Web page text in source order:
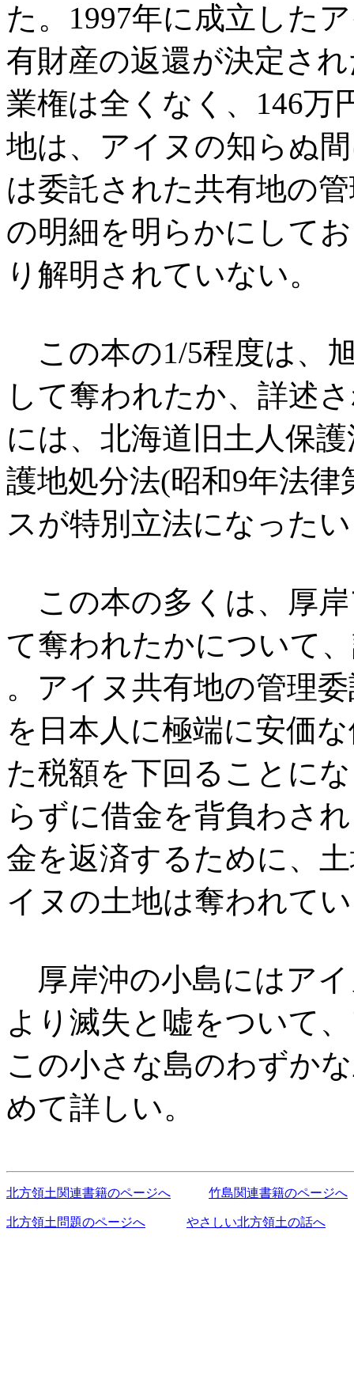
た。1997年に成立した
有財産の返還が決定さ
業権は全くなく、146万
地は、アイヌの知らぬ
は委託された共有地の
の明細を明らかにして
り解明されていない。
この本の1/5程度は、
して奪われたか、詳述
には、北海道旧土人保
護地処分法(昭和9年法
スが特別立法になった
この本の多くは、厚
て奪われたかについて
。アイヌ共有地の管理
を日本人に極端に安価
た税額を下回ることに
らずに借金を背負わさ
金を返済するために、
イヌの土地は奪われて
厚岸沖の小島にはア
より滅失と嘘をついて
この小さな島のわずか
めて詳しい。
北方領土関連書籍のページへ 竹島関連書籍のページへ
北方領土問題のページへ やさしい北方領土の話へ